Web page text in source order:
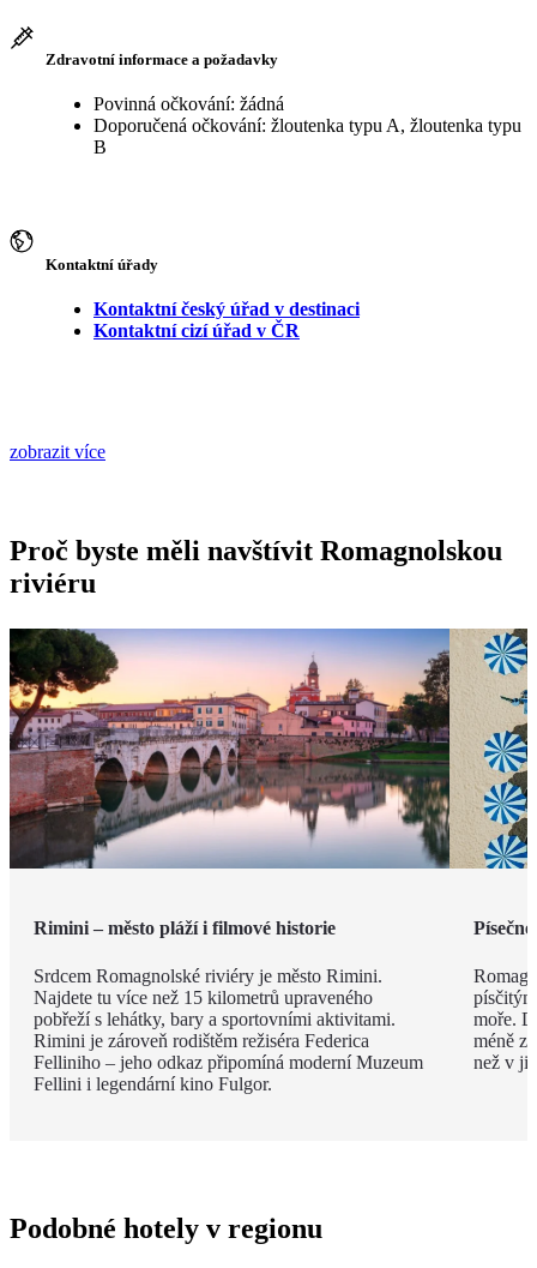
Zdravotní informace a požadavky
Povinná očkování: žádná
Doporučená očkování: žloutenka typu A, žloutenka typu
B
Kontaktní úřady
Kontaktní český úřad v destinaci
Kontaktní cizí úřad v ČR
zobrazit více
Proč byste měli navštívit Romagnolskou
riviéru
Rimini – město pláží i filmové historie
Srdcem Romagnolské riviéry je město Rimini.
Najdete tu více než 15 kilometrů upraveného
pobřeží s lehátky, bary a sportovními aktivitami.
Rimini je zároveň rodištěm režiséra Federica
Felliniho – jeho odkaz připomíná moderní Muzeum
Fellini i legendární kino Fulgor.
moře.
méně
než v
Podobné hotely v regionu